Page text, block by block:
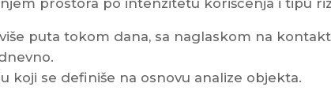
prostora po intenzitetu korišćenja i tipu
puta tokom dana, sa naglaskom na
koji se definiše na osnovu analize objekta.